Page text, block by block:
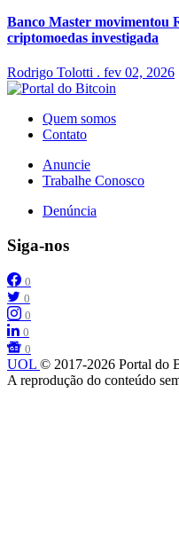
Banco Master movimentou
criptomoedas investigada
Rodrigo Tolotti . fev 02, 2026
Quem somos
Contato
Anuncie
Trabalhe Conosco
Denúncia
Siga-nos
0
0
0
0
0
UOL © 2017-2026 Portal do
A reprodução do conteúdo